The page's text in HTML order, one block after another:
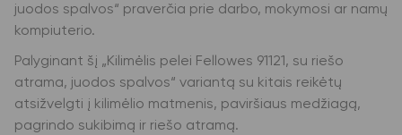
juodos spalvos“ praverčia prie darbo, mokymosi ar namų
kompiuterio.
Palyginant šį „Kilimėlis pelei Fellowes 91121, su riešo
atrama, juodos spalvos“ variantą su kitais reikėtų
atsižvelgti į kilimėlio matmenis, paviršiaus medžiagą,
pagrindo sukibimą ir riešo atramą.